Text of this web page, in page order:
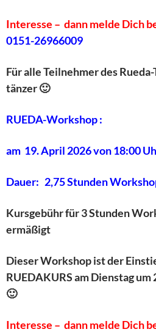
Interesse – dann melde Dich
0151-26966009
Für alle Teilnehmer des
tänzer 🙂
RUEDA-Workshop :
am 19. April 2026 von 18:00
Dauer: 2,75 Stunden
Kursgebühr für 3 Stunden
ermäßigt
Dieser Workshop ist der
RUEDAKURS am Dienstag
🙂
Interesse – dann melde Dich